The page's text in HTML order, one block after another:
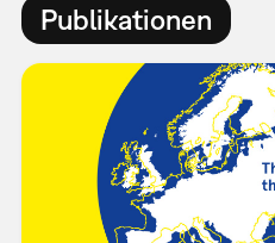
Publikationen